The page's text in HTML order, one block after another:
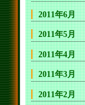
2011年6月
2011年5月
2011年4月
2011年3月
2011年2月